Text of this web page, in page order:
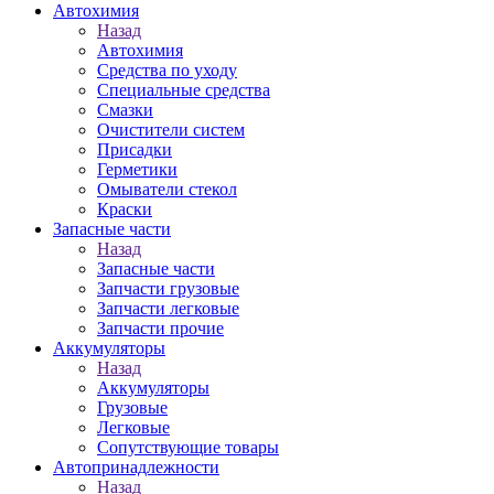
Автохимия
Назад
Автохимия
Средства по уходу
Специальные средства
Смазки
Очистители систем
Присадки
Герметики
Омыватели стекол
Краски
Запасные части
Назад
Запасные части
Запчасти грузовые
Запчасти легковые
Запчасти прочие
Аккумуляторы
Назад
Аккумуляторы
Грузовые
Легковые
Сопутствующие товары
Автопринадлежности
Назад